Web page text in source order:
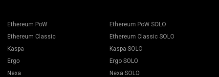
Ethereum PoW
Ethereum Classic
Kaspa
Ergo
Nexa
Ethereum PoW SOLO
Ethereum Classic SOLO
Kaspa SOLO
Ergo SOLO
Nexa SOLO